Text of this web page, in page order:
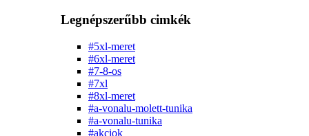
Legnépszerűbb cimkék
#5xl-meret
#6xl-meret
#7-8-os
#7xl
#8xl-meret
#a-vonalu-molett-tunika
#a-vonalu-tunika
#akciok